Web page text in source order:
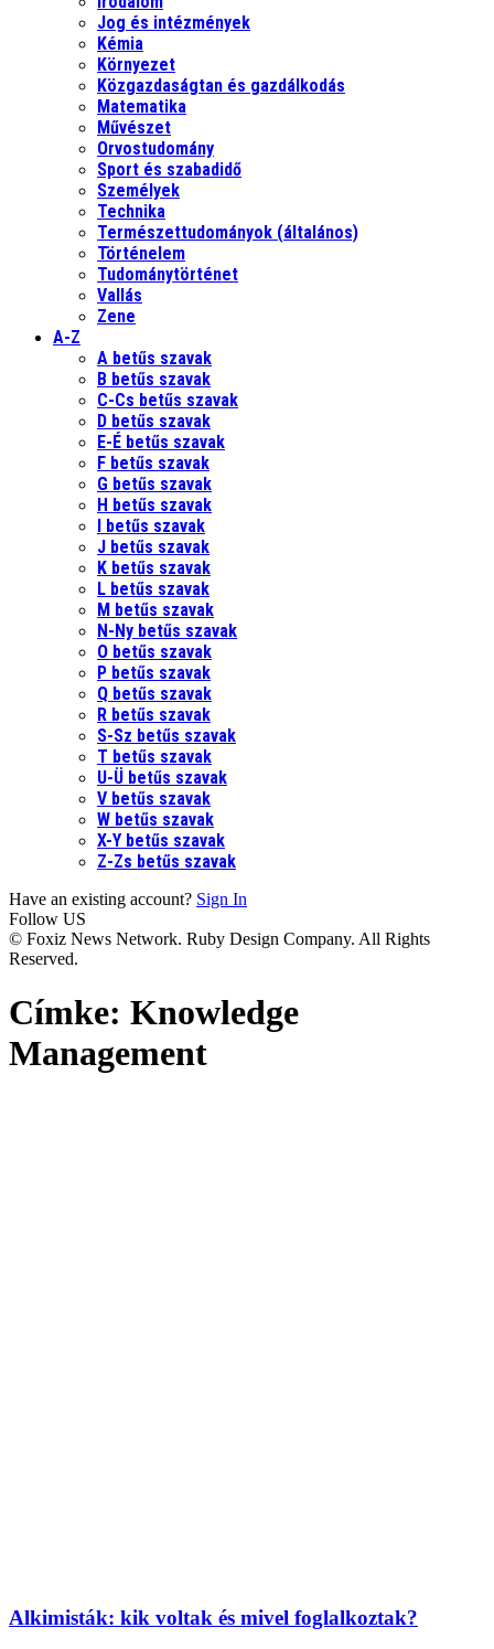
Jog és intézmények
Kémia
Környezet
Közgazdaságtan és gazdálkodás
Matematika
Művészet
Orvostudomány
Sport és szabadidő
Személyek
Technika
Természettudományok (általános)
Történelem
Tudománytörténet
Vallás
Zene
A-Z
A betűs szavak
B betűs szavak
C-Cs betűs szavak
D betűs szavak
E-É betűs szavak
F betűs szavak
G betűs szavak
H betűs szavak
I betűs szavak
J betűs szavak
K betűs szavak
L betűs szavak
M betűs szavak
N-Ny betűs szavak
O betűs szavak
P betűs szavak
Q betűs szavak
R betűs szavak
S-Sz betűs szavak
T betűs szavak
U-Ü betűs szavak
V betűs szavak
W betűs szavak
X-Y betűs szavak
Z-Zs betűs szavak
Have an existing account? Sign In
Follow US
© Foxiz News Network. Ruby Design Company. All Rights
Reserved.
Címke: Knowledge
Management
Alkimisták: kik voltak és mivel foglalkoztak?